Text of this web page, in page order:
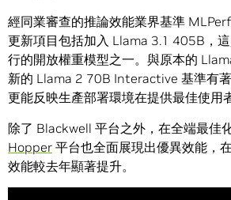
經同業審查的推論效能業界基準
更新項目包括加入 Llama 3.1 405B，
行的開放權重模型之一。與原本的
新的 Llama 2 70B Interactive 基準有著
更能反映生產部署環境在提供最佳使用
除了 Blackwell 平台之外，在全端最佳
Hopper 平台也全面展現出優異效能，
效能較去年顯著提升。